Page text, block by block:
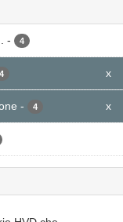
- 4
4 x
- 4 x